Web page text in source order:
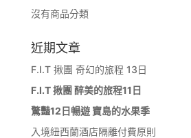
沒有商品分類
近期文章
F.I.T 揪團 奇幻的旅程 13日
F.I.T 揪團 醉美的旅程11日
驚豔12日暢遊 寶島的水果季
入境紐西蘭酒店隔離付費原則